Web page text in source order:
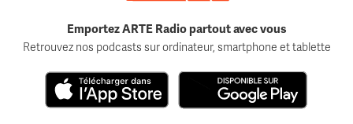
Emportez ARTE Radio partout avec vous
Retrouvez nos podcasts sur ordinateur, smartphone et tablette